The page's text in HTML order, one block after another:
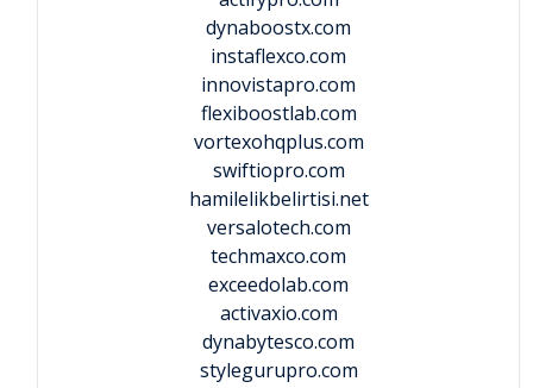
dynaboostx.com
instaflexco.com
innovistapro.com
flexiboostlab.com
vortexohqplus.com
swiftiopro.com
hamilelikbelirtisi.net
versalotech.com
techmaxco.com
exceedolab.com
activaxio.com
dynabytesco.com
stylegurupro.com